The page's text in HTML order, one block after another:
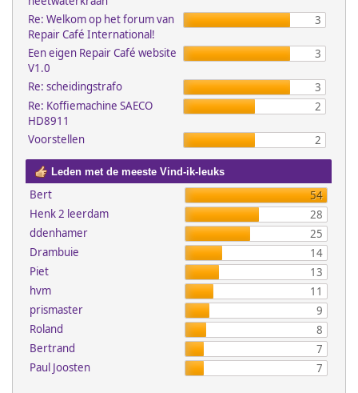
Re: Welkom op het forum van
Repair Café International!
3
Een eigen Repair Café website
V1.0
3
Re: scheidingstrafo
3
Re: Koffiemachine SAECO
HD8911
2
Voorstellen 2
Leden met de meeste Vind-ik-leuks
Bert
54
Henk 2 leerdam
28
ddenhamer
25
Drambuie
14
Piet
13
hvm
11
prismaster
9
Roland
8
Bertrand
7
Paul Joosten
7